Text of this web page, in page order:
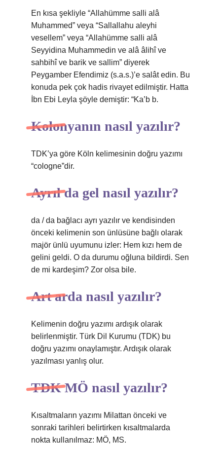
En kısa şekliyle “Allahümme salli alâ
Muhammed” veya “Sallallahu aleyhi
vesellem” veya “Allahümme salli alâ
Seyyidina Muhammedin ve alâ âlihî ve
sahbihî ve barik ve sallim” diyerek
Peygamber Efendimiz (s.a.s.)’e salât edin. Bu
konuda pek çok hadis rivayet edilmiştir. Hatta
İbn Ebi Leyla şöyle demiştir: “Ka’b b.
Kolonyanın nasıl yazılır?
TDK’ya göre Köln kelimesinin doğru yazımı
“cologne”dir.
Ayrıl da gel nasıl yazılır?
da / da bağlacı ayrı yazılır ve kendisinden
önceki kelimenin son ünlüsüne bağlı olarak
majör ünlü uyumunu izler: Hem kızı hem de
gelini geldi. O da durumu oğluna bildirdi. Sen
de mi kardeşim? Zor olsa bile.
Art arda nasıl yazılır?
Kelimenin doğru yazımı ardışık olarak
belirlenmiştir. Türk Dil Kurumu (TDK) bu
doğru yazımı onaylamıştır. Ardışık olarak
yazılması yanlış olur.
TDK MÖ nasıl yazılır?
Kısaltmaların yazımı Milattan önceki ve
sonraki tarihleri ​​belirtirken kısaltmalarda
nokta kullanılmaz: MÖ, MS.